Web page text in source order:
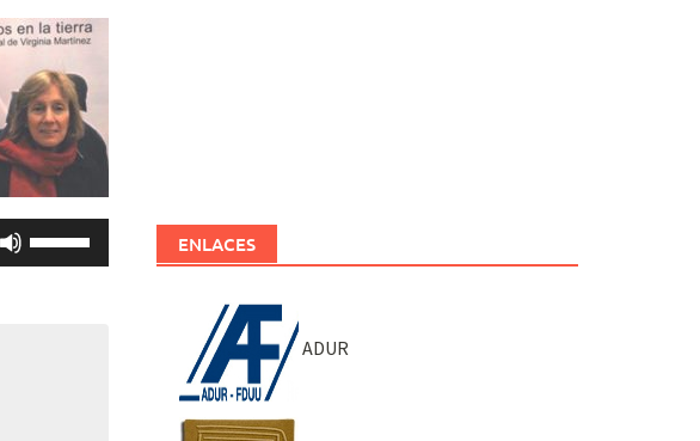
flecha
arriba/abajo
para
aumentar
o
disminuir
volumen.
ENLACES
ADUR